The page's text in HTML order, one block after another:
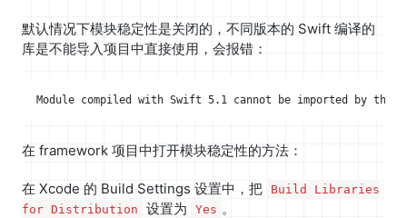
默认情况下模块稳定性是关闭的，不同版本的 Swift 编译的
库是不能导入项目中直接使用，会报错：
在 framework 项目中打开模块稳定性的方法：
在 Xcode 的 Build Settings 设置中，把
Build Libraries
for Distribution
设置为 Yes 。